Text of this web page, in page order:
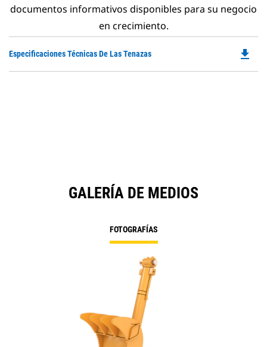
documentos informativos disponibles para su negocio
en crecimiento.
Especificaciones Técnicas De Las Tenazas file_download
GALERÍA DE MEDIOS
FOTOGRAFÍAS